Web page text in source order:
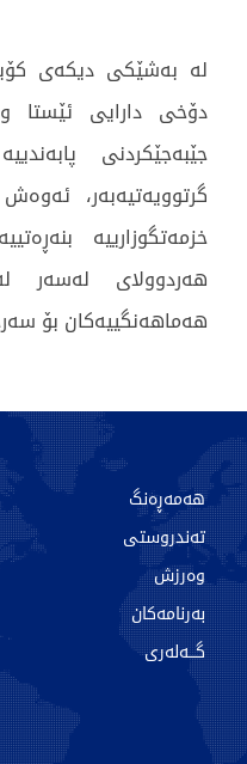
لە بەشێکی دیکەی
دۆخی دارایی ئێستا و
جێبەجێکردنی
گرتوویەتیەبەر،
خزمەتگوزارییە
هەردوولای لەسەر
هەماهەنگییەکان بۆ
هەمەڕەنگ
تەندروستی
وەرزش
بەرنامەکان
گـــەلەری